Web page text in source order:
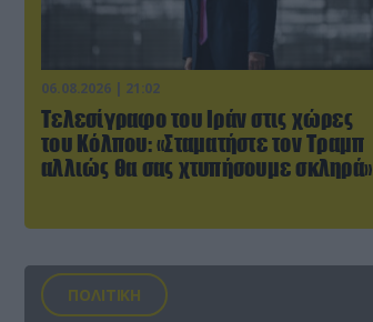
06.08.2026 | 21:02
Τελεσίγραφο του Ιράν στις χώρες
του Κόλπου: «Σταματήστε τον Τραμπ
αλλιώς θα σας χτυπήσουμε σκληρά»
ΠΟΛΙΤΙΚΗ